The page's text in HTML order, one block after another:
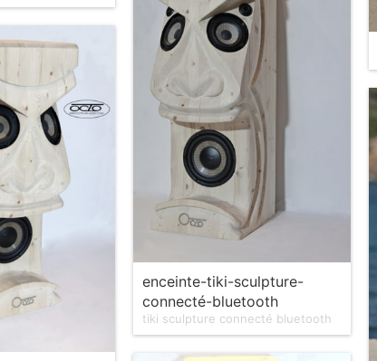
enceinte-tiki-sculpture-
connecté-bluetooth
tiki sculpture connecté bluetooth